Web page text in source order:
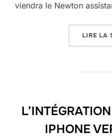
viendra le Newton
LIRE LA
IPHONE